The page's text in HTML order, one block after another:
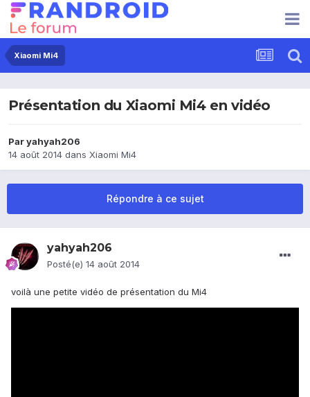
Xiaomi Mi4
Présentation du Xiaomi Mi4 en vidéo
Paryahyah206
14 août 2014 dans Xiaomi Mi4
Répondre à ce sujet
yahyah206
Posté(e) 14 août 2014
voilà une petite vidéo de présentation du Mi4